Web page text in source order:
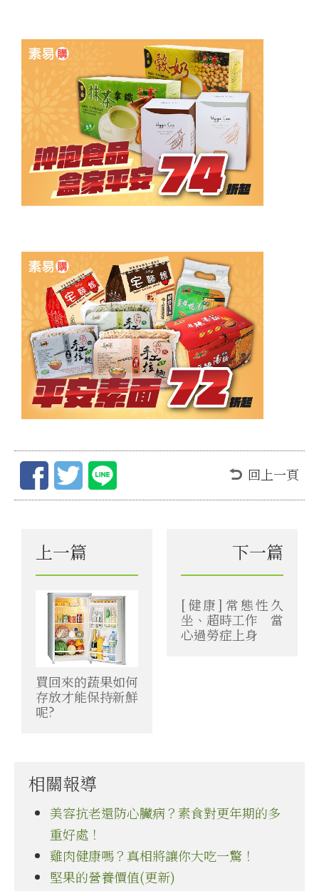
回上一頁
上一篇
買回來的蔬果如何
存放才能保持新鮮
呢?
下一篇
[健康]常態性久
坐、超時工作 當
心過勞症上身
相關報導
美容抗老還防心臟病？素食對更年期的多
重好處！
雞肉健康嗎？真相將讓你大吃一驚！
堅果的營養價值(更新)